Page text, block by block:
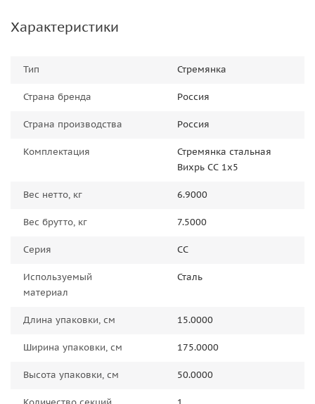
Характеристики
Тип Стремянка
Страна бренда Россия
Страна производства Россия
Комплектация
Стремянка стальная
Вихрь СС 1x5
Вес нетто, кг 6.9000
Вес брутто, кг 7.5000
Серия СС
Используемый
материал
Сталь
Длина упаковки, см 15.0000
Ширина упаковки, см 175.0000
Высота упаковки, см 50.0000